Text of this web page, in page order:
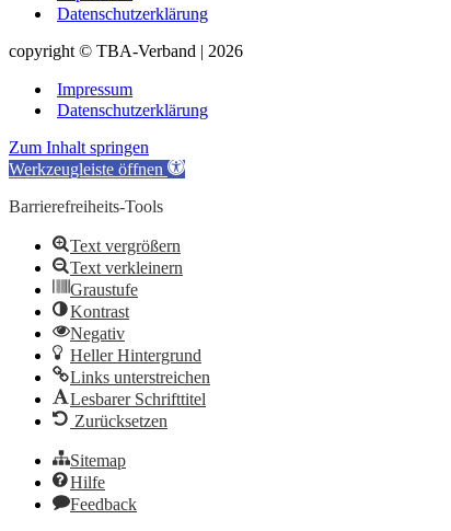
Datenschutzerklärung
copyright © TBA-Verband | 2026
Impressum
Datenschutzerklärung
Zum Inhalt springen
Werkzeugleiste öffnen
Barrierefreiheits-Tools
Text vergrößern
Text verkleinern
Graustufe
Kontrast
Negativ
Heller Hintergrund
Links unterstreichen
Lesbarer Schrifttitel
Zurücksetzen
Sitemap
Hilfe
Feedback